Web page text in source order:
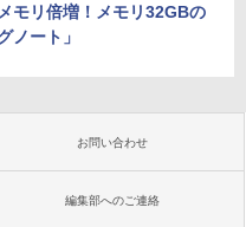
モリ倍増！メモリ32GBの
ノート」
お問い合わせ
編集部へのご連絡